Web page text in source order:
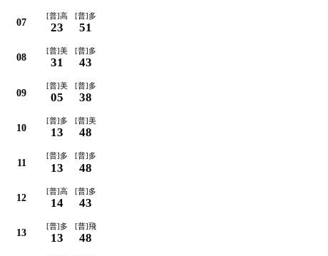
07
[普]高
23
[普]多
51
08
[普]美
31
[普]多
43
09
[普]美
05
[普]多
38
10
[普]多
13
[普]美
48
11
[普]多
13
[普]多
48
12
[普]高
14
[普]多
43
13
[普]多
13
[普]飛
48